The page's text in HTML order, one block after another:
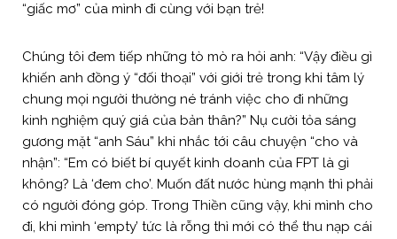
“giấc mơ” của mình đi cùng với bạn trẻ!
Chúng tôi đem tiếp những tò mò ra hỏi anh: “Vậy điều gì
khiến anh đồng ý “đối thoại” với giới trẻ trong khi tâm lý
chung mọi người thường né tránh việc cho đi những
kinh nghiệm quý giá của bản thân?” Nụ cười tỏa sáng
gương mặt “anh Sáu” khi nhắc tới câu chuyện “cho và
nhận”: “Em có biết bí quyết kinh doanh của FPT là gì
không? Là ‘đem cho’. Muốn đất nước hùng mạnh thì phải
có người đóng góp. Trong Thiền cũng vậy, khi mình cho
đi, khi mình ‘empty’ tức là rỗng thì mới có thể thu nạp cái